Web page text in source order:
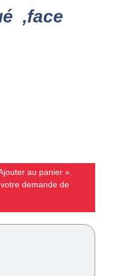
,face
au panier ».
demande de